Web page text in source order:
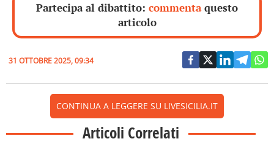
Partecipa al dibattito: commentaquesto
articolo
31 OTTOBRE 2025, 09:34
CONTINUA A LEGGERE SU LIVESICILIA.IT
Articoli Correlati